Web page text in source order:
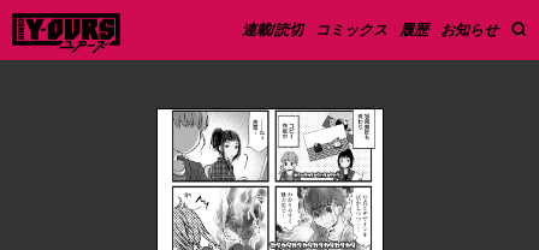
連載/読切 コミックス 履歴 お知らせ